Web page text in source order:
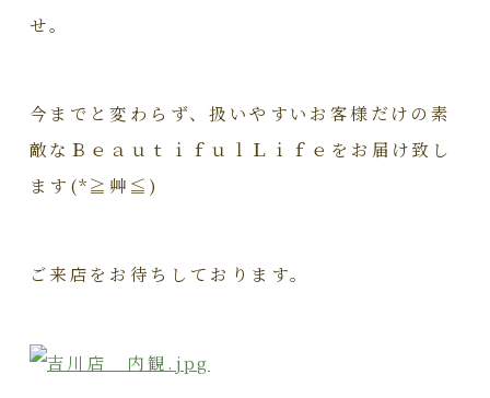
せ。
今までと変わらず、扱いやすいお客様だけの素
敵なＢｅａｕｔｉｆｕｌＬｉｆｅをお届け致し
ます(*≧艸≦)
ご来店をお待ちしております。